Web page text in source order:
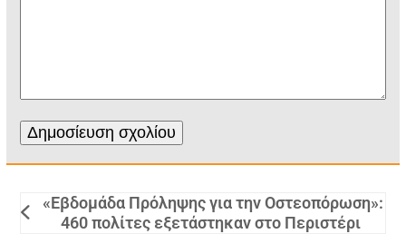
«Εβδομάδα Πρόληψης για την Οστεοπόρωση»:
460 πολίτες εξετάστηκαν στο Περιστέρι